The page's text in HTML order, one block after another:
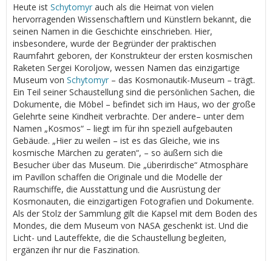
Heute ist Schytomyr auch als die Heimat von vielen
hervorragenden Wissenschaftlern und Künstlern bekannt, die
seinen Namen in die Geschichte einschrieben. Hier,
insbesondere, wurde der Begründer der praktischen
Raumfahrt geboren, der Konstrukteur der ersten kosmischen
Raketen Sergei Koroljow, wessen Namen das einzigartige
Museum von Schytomyr – das Kosmonautik-Museum – trägt.
Ein Teil seiner Schaustellung sind die persönlichen Sachen, die
Dokumente, die Möbel – befindet sich im Haus, wo der große
Gelehrte seine Kindheit verbrachte. Der andere– unter dem
Namen „Kosmos“ – liegt im für ihn speziell aufgebauten
Gebäude. „Hier zu weilen – ist es das Gleiche, wie ins
kosmische Märchen zu geraten“, – so äußern sich die
Besucher über das Museum. Die „überirdische“ Atmosphäre
im Pavillon schaffen die Originale und die Modelle der
Raumschiffe, die Ausstattung und die Ausrüstung der
Kosmonauten, die einzigartigen Fotografien und Dokumente.
Als der Stolz der Sammlung gilt die Kapsel mit dem Boden des
Mondes, die dem Museum von NASA geschenkt ist. Und die
Licht- und Lauteffekte, die die Schaustellung begleiten,
ergänzen ihr nur die Faszination.